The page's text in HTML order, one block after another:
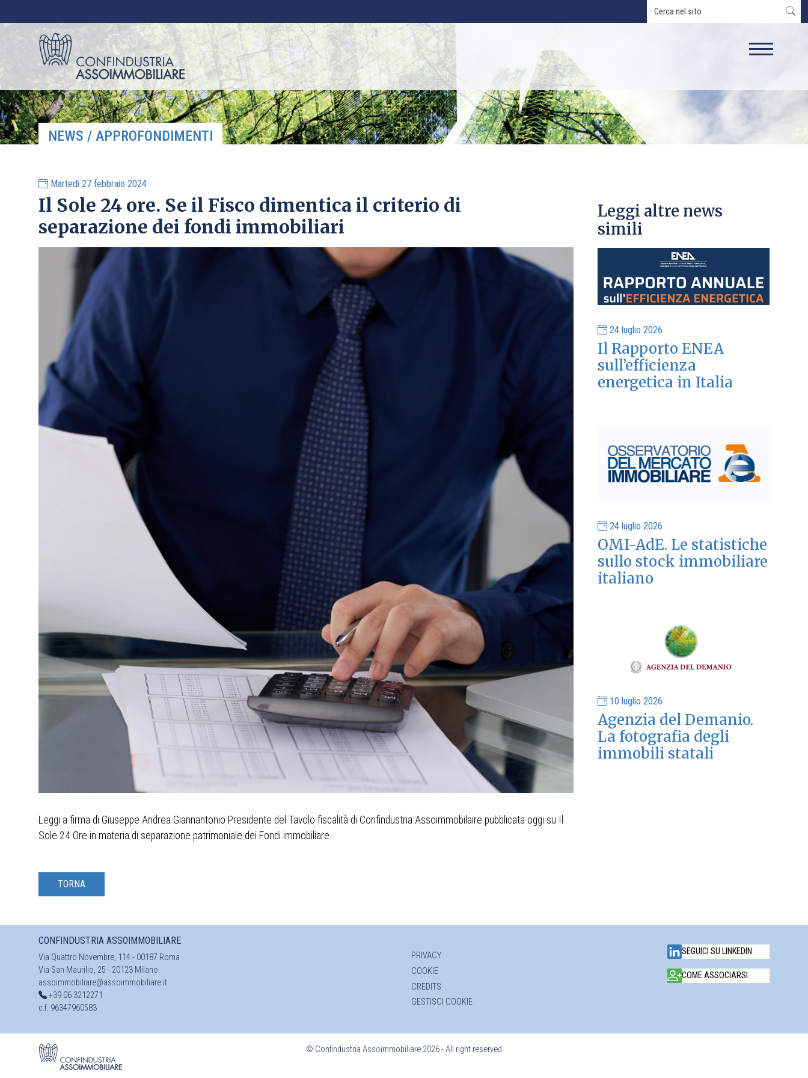
NEWS / APPROFONDIMENTI
Martedì 27 febbraio 2024
Il Sole 24 ore. Se il Fisco dimentica il criterio di
separazione dei fondi immobiliari
Leggi a firma di Giuseppe Andrea Giannantonio Presidente del Tavolo fiscalità di Confindustria Assoimmobilaire pubblicata oggi su Il
Sole 24 Ore in materia di separazione patrimoniale dei Fondi immobiliare.
Leggi altre news
simili
24 luglio 2026
Il Rapporto ENEA
sull’efficienza
energetica in Italia
24 luglio 2026
OMI-AdE. Le statistiche
sullo stock immobiliare
italiano
10 luglio 2026
Agenzia del Demanio.
La fotografia degli
immobili statali
TORNA
CONFINDUSTRIA ASSOIMMOBILIARE
Via Quattro Novembre, 114 - 00187 Roma
Via San Maurilio, 25 - 20123 Milano
assoimmobiliare@assoimmobiliare.it
+39 06 3212271
c.f. 96347960583
PRIVACY
COOKIE
CREDITS
GESTISCI COOKIE
SEGUICI SU LINKEDIN
COME ASSOCIARSI
© Confindustria Assoimmobiliare 2026 - All right reserved